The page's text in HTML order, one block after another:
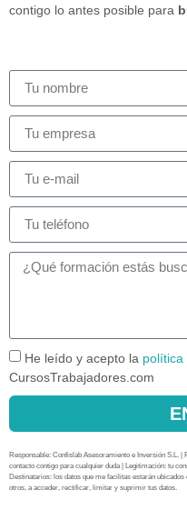
contigo lo antes posible para
He leído y acepto la política
CursosTrabajadores.com
Responsable: Confislab Asesoramiento e Inversión S.L.
contacto contigo para cualquier duda | Legitimación: tu
Destinatarios: los datos que me facilitas estarán
otros, a acceder, rectificar, limitar y suprimir tus datos.